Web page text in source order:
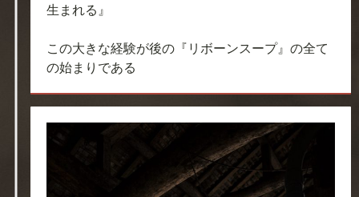
生まれる』
この大きな経験が後の『リボーンスープ』の全て
の始まりである